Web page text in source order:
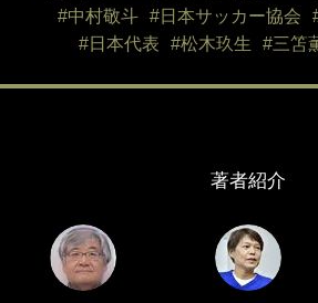
#中村敬斗
#日本サッカー協会
#日本代表
#松木玖生 #三笘
著者紹介